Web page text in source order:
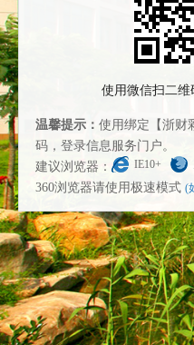
使用微信扫二
温馨提示： 使用绑定【浙财
码，登录信息服务门户。
建议浏览器：
IE10+
360浏览器请使用极速模式 (